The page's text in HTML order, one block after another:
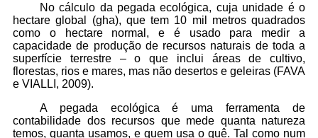
No cálculo da pegada ecológica, cuja unidade é o
hectare global (gha), que tem 10 mil metros quadrados
como o hectare normal, e é usado para medir a
capacidade de produção de recursos naturais de toda a
superfície terrestre – o que inclui áreas de cultivo,
florestas, rios e mares, mas não desertos e geleiras (FAVA
e VIALLI, 2009).
A pegada ecológica é uma ferramenta de
contabilidade dos recursos que mede quanta natureza
temos, quanta usamos, e quem usa o quê. Tal como num